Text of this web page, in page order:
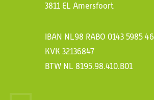
3811 EL Amersfoort
IBAN NL98 RABO 0143 5985 46
KVK 32136847
BTW NL 8195.98.410.B01